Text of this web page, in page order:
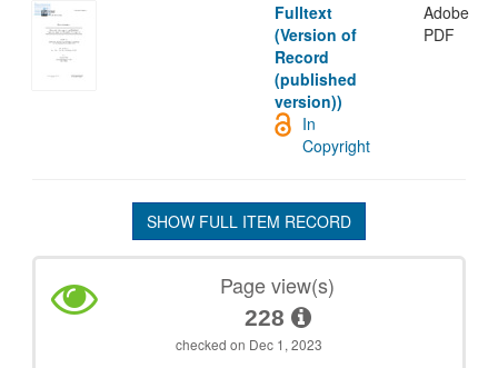
Fulltext
(Version of
Record
(published
version))
Adobe
PDF
In
Copyright
SHOW FULL ITEM RECORD
Page view(s)
228
checked on Dec 1, 2023